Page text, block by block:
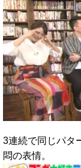
3連続で同じパタ
悶の表情。